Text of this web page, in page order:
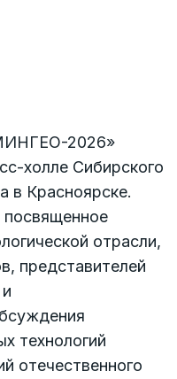
2026»
холле Сибирского
в Красноярске.
отрасли,
представителей
технологий
отечественного